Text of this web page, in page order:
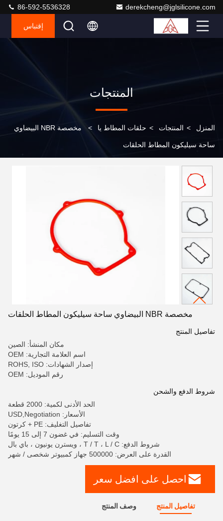
derekcheng@jglsilicone.com
86-592-5536328
إقتباس
المنتجات
المنزل > المنتجات > حلقات المطاط يا > مخصصة NBR البيضاوي
ساحة سيليكون المطاط الحلقات
مخصصة NBR البيضاوي ساحة سيليكون المطاط الحلقات
تفاصيل المنتج
مكان المنشأ: الصين
اسم العلامة التجارية: OEM
إصدار الشهادات: ROHS, ISO
رقم الموديل: OEM
شروط الدفع والشحن
الحد الأدنى لكمية: 2000 قطعة
الأسعار: USD,Negotiation
تفاصيل التغليف: PE + كرتون
وقت التسليم: في غضون 7 إلى 15 يومًا
شروط الدفع: T / T ، L / C ، ويسترن يونيون ، باي بال
القدرة على العرض: 500000 جهاز كمبيوتر شخصى / شهر
احصل على افضل سعر
تفاصيل المنتج وصف المنتج